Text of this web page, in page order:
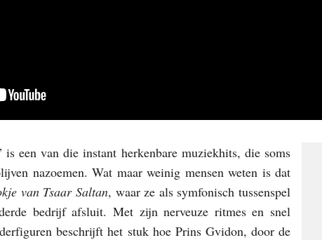
een van die instant herkenbare muziekhits, die soms
nazoemen. Wat maar weinig mensen weten is dat
van Tsaar Saltan, waar ze als symfonisch tussenspel
bedrijf afsluit. Met zijn nerveuze ritmes en snel
beschrijft het stuk hoe Prins Gvidon, door de